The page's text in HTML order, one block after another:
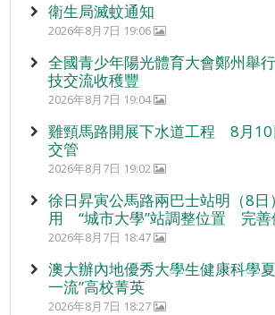
衛生局滅蚊通知
2026年8月7日 19:06
全國青少年陽光體育大會鄭州舉
技交流收穫豐
2026年8月7日 19:04
雞頸馬路開展下水道工程 8月10
交管
2026年8月7日 19:02
徐日昇寅公馬路兩巴士站明（8日
用 “城市大學”站調整位置 完善
2026年8月7日 18:47
澳大辦內地優秀大學生健康科學
一流”高校菁英
2026年8月7日 18:27